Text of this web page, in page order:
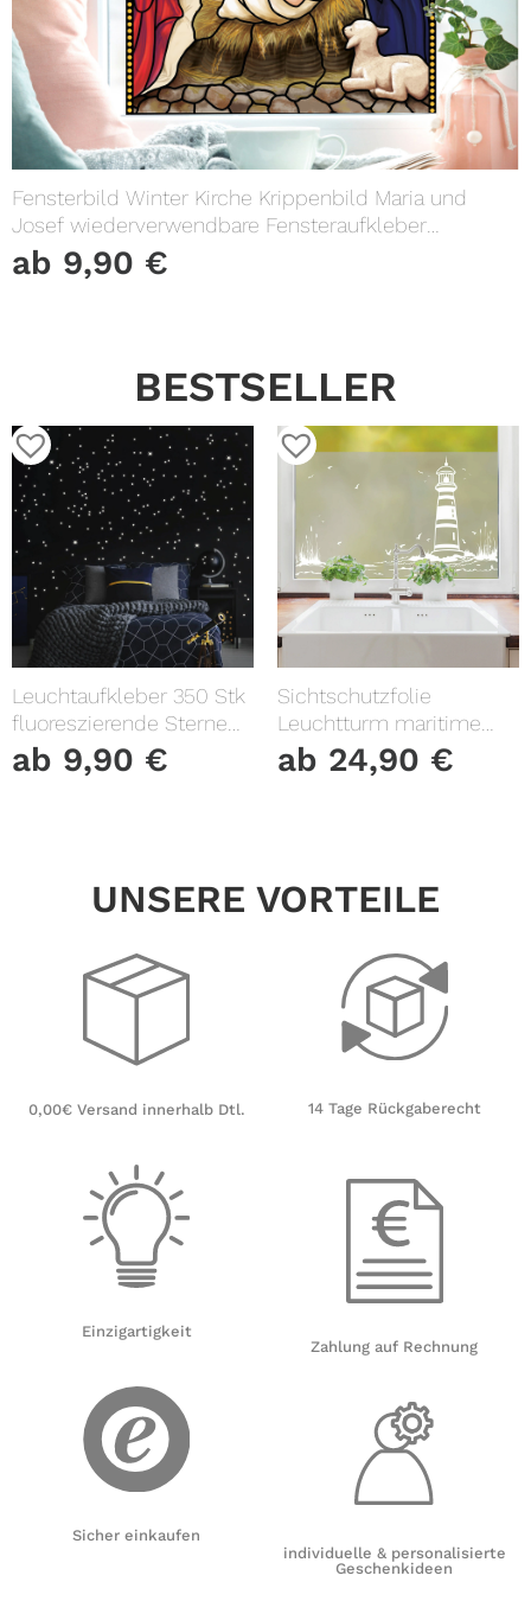
Fensterbild Winter Kirche Krippenbild Maria und
Josef wiederverwendbare Fensteraufkleber
Weihnachten
ab 9,90 €
BESTSELLER
Leuchtaufkleber 350 Stk
fluoreszierende Sterne
und Punkte leuchten im
Dunklen Kinderzimmer
ab 9,90 €
Sichtschutzfolie
Leuchtturm maritime
Fensterfolie Fensterdeko
Milchglasfolie
ab 24,90 €
UNSERE VORTEILE
0,00€ Versand innerhalb Dtl.
Einzigartigkeit
Sicher einkaufen
14 Tage Rückgaberecht
Zahlung auf Rechnung
individuelle & personalisierte
Geschenkideen